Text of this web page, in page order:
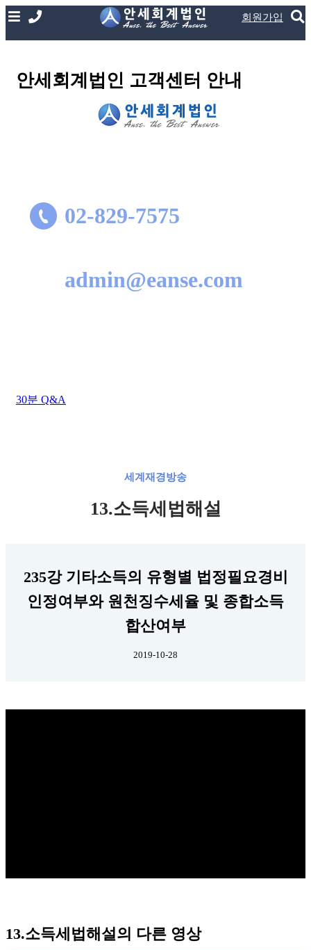
회원가입
안세회계법인 고객센터 안내
02-829-7575
admin@eanse.com
30분 Q&A
세계재경방송
13.소득세법해설
235강 기타소득의 유형별 법정필요경비
인정여부와 원천징수세율 및 종합소득
합산여부
2019-10-28
13.소득세법해설의 다른 영상